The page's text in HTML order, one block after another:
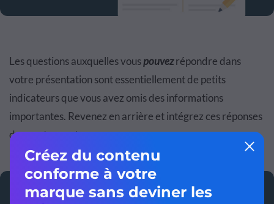
Les questions auxquelles vouspouvezrépondre dans
votre présentation sont essentiellement de petits
indicateurs que vous avez omis des informations
importantes. Revenez en arrière et intégrez ces réponses
dans votre contenu.